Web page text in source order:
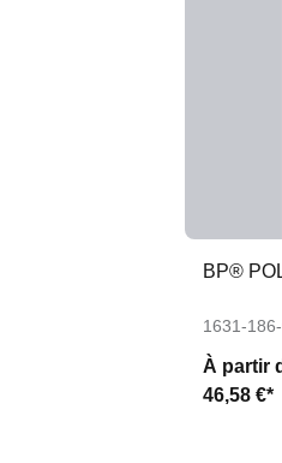
BP®
1631-
À partir
46,58 €*